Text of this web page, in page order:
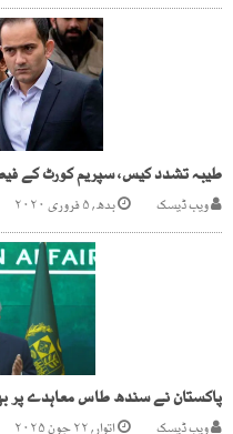
طیبہ تشدد کیس، سپریم کورٹ کے
ویب ڈیسک بدھ, ۵ فروری ۲۰۲۰
پاکستان نے سندھ طاس معاہدے پر